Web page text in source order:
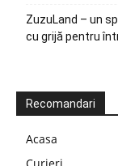
ZuzuLand – un
cu grijă pentru
Recomandari
Acasa